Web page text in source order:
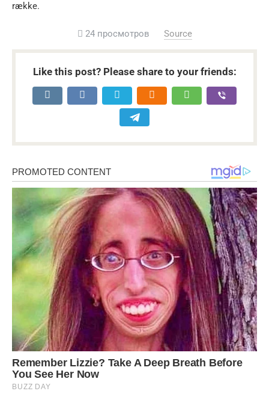
række.
24 просмотров Source
Like this post? Please share to your friends: